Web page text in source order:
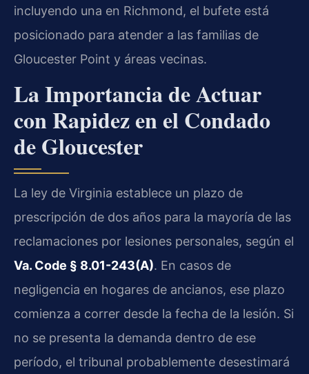
incluyendo una en Richmond, el bufete está
posicionado para atender a las familias de
Gloucester Point y áreas vecinas.
La Importancia de Actuar
con Rapidez en el Condado
de Gloucester
La ley de Virginia establece un plazo de
prescripción de dos años para la mayoría de las
reclamaciones por lesiones personales, según el
Va. Code § 8.01-243(A). En casos de
negligencia en hogares de ancianos, ese plazo
comienza a correr desde la fecha de la lesión. Si
no se presenta la demanda dentro de ese
período, el tribunal probablemente desestimará